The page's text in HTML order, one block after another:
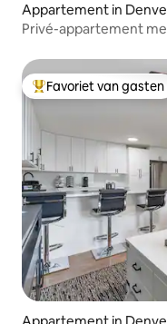
Appartement in
Privé-appartement
Topfavoriet van
Favoriet van gasten